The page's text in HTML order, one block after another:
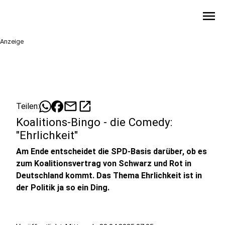
menu
Anzeige
Teilen: mailopen_in_new
Koalitions-Bingo - die Comedy:
"Ehrlichkeit"
Am Ende entscheidet die SPD-Basis darüber, ob es
zum Koalitionsvertrag von Schwarz und Rot in
Deutschland kommt. Das Thema Ehrlichkeit ist in
der Politik ja so ein Ding.